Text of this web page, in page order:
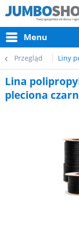
Menu
Przegląd Liny
Lina
pleciona